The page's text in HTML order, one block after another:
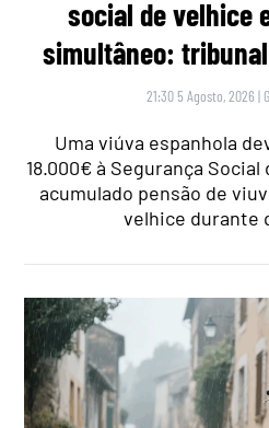
social de velhice
simultâneo:
21:30 5 Agosto, 2026 |
Uma viúva espanhola
18.000€ à Segurança
acumulado pensão de
velhice durante